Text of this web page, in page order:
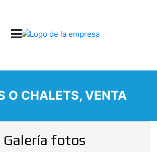
O CHALETS, VENTA
Galería fotos